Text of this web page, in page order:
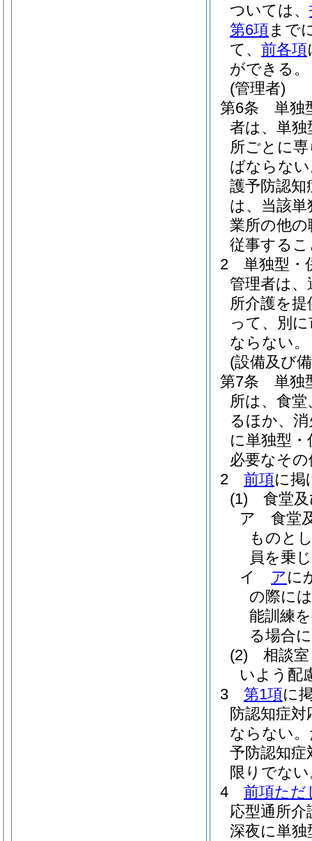
ついては、
第6項 まで
て、 前各項
ができる。
(管理者)
第6条
単独
者は、単独
所ごとに
ばならな
護予防認知
は、当該単
業所の他
従事する
2
単独型・
管理者は、
所介護を
って、別
ならない。
(設備及び
第7条
単独
所は、食
るほか、
に単独型
必要なそ
2
前項に掲
(1)
食堂
ア
食堂
ものと
員を乗
イ
アに
の際に
能訓練
る場合
(2)
相談
いよう配
3
第1項に
防認知症
ならない。
予防認知
限りでな
4
前項ただ
応型通所介
深夜に単独